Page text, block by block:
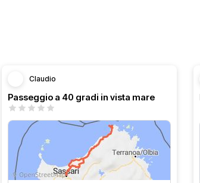
Claudio
Passeggio a 40 gradi in vista mare